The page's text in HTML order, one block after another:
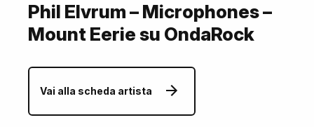
Phil Elvrum – Microphones –
Mount Eerie su OndaRock
Vai alla scheda artista